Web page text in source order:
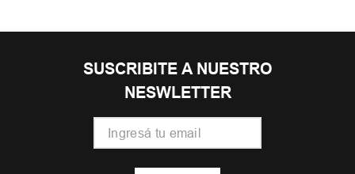
SUSCRIBITE A NUESTRO
NESWLETTER